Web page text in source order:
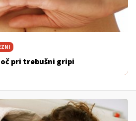
pri trebušni gripi